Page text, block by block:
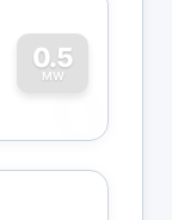
0.5
MW
0